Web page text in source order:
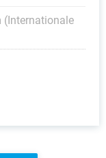
(Internationale